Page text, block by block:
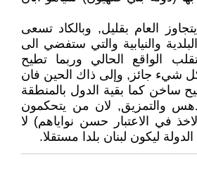
العام بقليل, وبالكاد تسعى
والنيابية والتي ستفضي الى
الواقع الحالي وربما تطيح
شيء جائز, وإلى ذاك الحين فان
ساخن كما بقية الدول بالمنطقة
والتمزيق, لان من يتحكمون
في الاعتبار حسن نواياهم) لا
ليكون لبنان بلدا مستقلا.